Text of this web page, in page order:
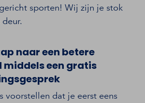
sporten! Wij zijn je stok
naar een betere
middels een gratis
voorstellen dat je eerst eens